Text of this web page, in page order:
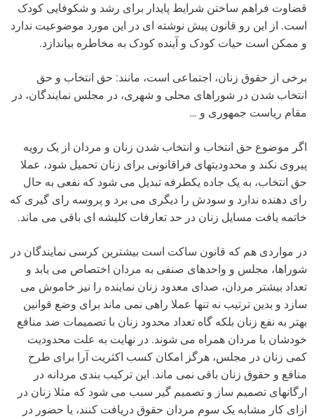
قضاوت فراهم ساختن شرایط پایدار برای رشد و شکوفایی کودک
است. از این رو قانون پیش نوشته ای در این مورد موضوعیت ندارد
و ممکن است حیات کودک و آینده کودک به مخاطره بیاندازد.
برخی از حقوق زنان، اجتماعی است، مانند: حق انتخاب و حق
انتخاب شدن در شوراهای محلی و شهری، در مجلس نمایندگان، در
مقام ریاست جمهوری و …
اگر موضوع حق انتخاب و انتخاب شدن زنان و مردان از یک رویه
پیروی نکند و محدودیتهای فراقانونی برای زنان تحمیل شود، عملا
حق انتخاب، به یک جاده یکطرفه تبدیل می شود که نفعی به حال
رای دهنده ندارد و سودش را دیگری می برد و پروسه رای گیری که
خاتمه یافت مسایل زنان در حد تعارفات کلیشه ای باقی می ماند.
در مواردی هم که قانون ساکت است بیشترین کرسی نمایندگان در
شوراها، مجلس و واحدهای صنفی به مردان اختصاص می یابد و
تعداد بیشتر مردان، صدای معدود زنان نماینده را نیز خاموش می
سازد و بدین ترتیب نه تنها عملا راهی نمی ماند برای وضع قوانین
بهتر به نفع زنان بلکه گاه تعداد محدود زنان با تصمیمات ضد منافع
خودشان با مردان همراه می شوند. در نهایت به علت محدودیت
کمی زنان در مجلس، هرگز امکان کسب اکثریت آرا برای طرح
منافع و حقوق زنان باقی نمی ماند. این ترکیب بندی مردانه در
ارگانهای تصمیم ساز و تصمیم گیر سبب می شود که مثلا زنان در
ازای کار مشابه یک سوم مردان حقوق دریافت کنند، یا حضور در